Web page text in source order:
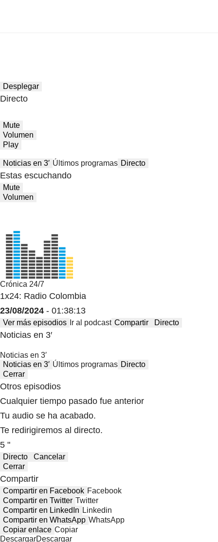
Desplegar
Directo
Mute
Volumen
Play
Noticias en 3′ Últimos programas Directo
Estas escuchando
Mute
Volumen
Crónica 24/7
1x24: Radio Colombia
23/08/2024 - 01:38:13
Ver más episodios Ir al podcast Compartir Directo
Noticias en 3′
Noticias en 3′
Noticias en 3′ Últimos programas Directo
Cerrar
Otros episodios
Cualquier tiempo pasado fue anterior
Tu audio se ha acabado.
Te redirigiremos al directo.
5 "
Directo
Cancelar
Cerrar
Compartir
Compartir en Facebook Facebook
Compartir en Twitter Twitter
Compartir en LinkedIn Linkedin
Compartir en WhatsApp WhatsApp
Copiar enlace Copiar
DescargarDescargar